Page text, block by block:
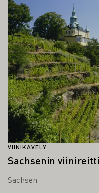
VIINIKÄVELY
Sachsenin viinireitti
Sachsen